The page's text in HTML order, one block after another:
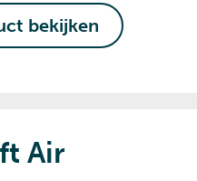
bekijken
Air